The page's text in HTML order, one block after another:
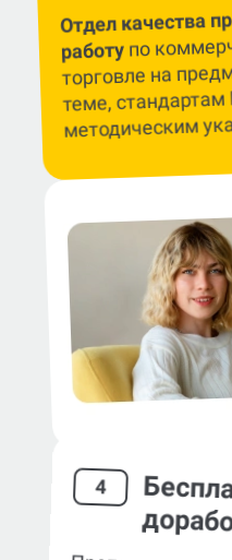
Отдел качества
работупо
торговле на
теме,
методическим
4